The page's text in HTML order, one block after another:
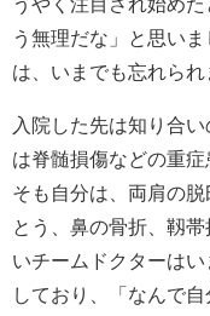
う無理だな」と思い
は、いまでも忘れられ
入院した先は知り合
は脊髄損傷などの重
そも自分は、両肩の
とう、鼻の骨折、靱
いチームドクターは
しており、「なんで